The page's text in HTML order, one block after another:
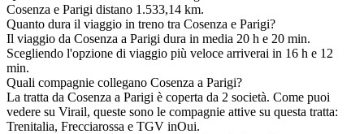
Cosenza e Parigi distano 1.533,14 km.
Quanto dura il viaggio in treno tra Cosenza e Parigi?
Il viaggio da Cosenza a Parigi dura in media 20 h e 20 min.
Scegliendo l'opzione di viaggio più veloce arriverai in 16 h e 12
min.
Quali compagnie collegano Cosenza a Parigi?
La tratta da Cosenza a Parigi è coperta da 2 società. Come puoi
vedere su Virail, queste sono le compagnie attive su questa tratta:
Trenitalia, Frecciarossa e TGV inOui.